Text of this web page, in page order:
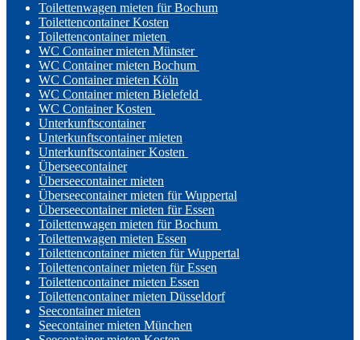
Toilettenwagen mieten für Bochum
Toilettencontainer Kosten
Toilettencontainer mieten
WC Container mieten Münster
WC Container mieten Bochum
WC Container mieten Köln
WC Container mieten Bielefeld
WC Container Kosten
Unterkunftscontainer
Unterkunftscontainer mieten
Unterkunftscontainer Kosten
Überseecontainer
Überseecontainer mieten
Überseecontainer mieten für Wuppertal
Überseecontainer mieten für Essen
Toilettenwagen mieten für Bochum
Toilettenwagen mieten Essen
Toilettencontainer mieten für Wuppertal
Toilettencontainer mieten für Essen
Toilettencontainer mieten Essen
Toilettencontainer mieten Düsseldorf
Seecontainer mieten
Seecontainer mieten München